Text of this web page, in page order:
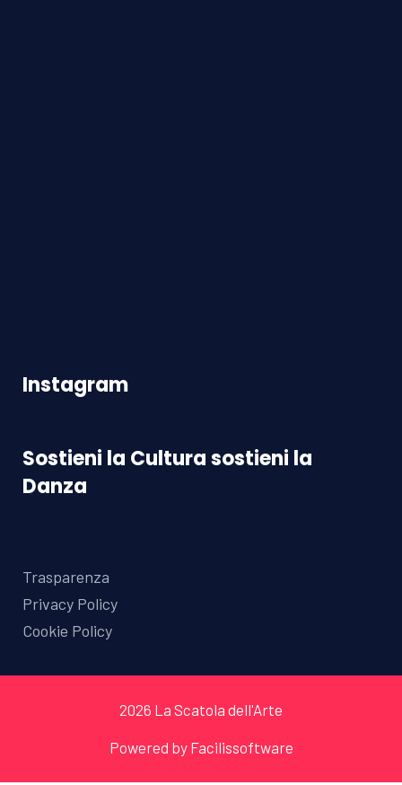
Instagram
Sostieni la Cultura sostieni la
Danza
Trasparenza
Privacy Policy
Cookie Policy
2026 La Scatola dell'Arte
Powered by Facilissoftware